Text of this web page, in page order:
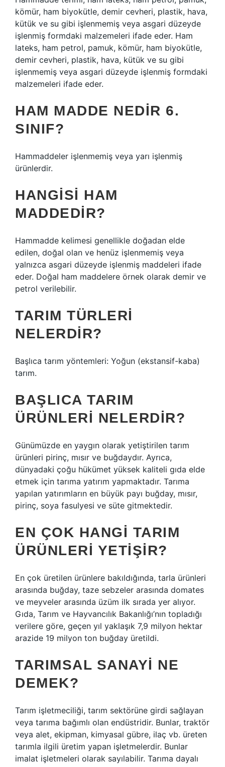
kömür, ham biyokütle, demir cevheri, plastik, hava,
kütük ve su gibi işlenmemiş veya asgari düzeyde
işlenmiş formdaki malzemeleri ifade eder. Ham
lateks, ham petrol, pamuk, kömür, ham biyokütle,
demir cevheri, plastik, hava, kütük ve su gibi
işlenmemiş veya asgari düzeyde işlenmiş formdaki
malzemeleri ifade eder.
HAM MADDE NEDIR 6.
SINIF?
Hammaddeler işlenmemiş veya yarı işlenmiş
ürünlerdir.
HANGISI HAM
MADDEDIR?
Hammadde kelimesi genellikle doğadan elde
edilen, doğal olan ve henüz işlenmemiş veya
yalnızca asgari düzeyde işlenmiş maddeleri ifade
eder. Doğal ham maddelere örnek olarak demir ve
petrol verilebilir.
TARIM TÜRLERI
NELERDIR?
Başlıca tarım yöntemleri: Yoğun (ekstansif-kaba)
tarım.
BAŞLICA TARIM
ÜRÜNLERI NELERDIR?
Günümüzde en yaygın olarak yetiştirilen tarım
ürünleri pirinç, mısır ve buğdaydır. Ayrıca,
dünyadaki çoğu hükümet yüksek kaliteli gıda elde
etmek için tarıma yatırım yapmaktadır. Tarıma
yapılan yatırımların en büyük payı buğday, mısır,
pirinç, soya fasulyesi ve süte gitmektedir.
EN ÇOK HANGI TARIM
ÜRÜNLERI YETIŞIR?
En çok üretilen ürünlere bakıldığında, tarla ürünleri
arasında buğday, taze sebzeler arasında domates
ve meyveler arasında üzüm ilk sırada yer alıyor.
Gıda, Tarım ve Hayvancılık Bakanlığı’nın topladığı
verilere göre, geçen yıl yaklaşık 7,9 milyon hektar
arazide 19 milyon ton buğday üretildi.
TARIMSAL SANAYI NE
DEMEK?
Tarım işletmeciliği, tarım sektörüne girdi sağlayan
veya tarıma bağımlı olan endüstridir. Bunlar, traktör
veya alet, ekipman, kimyasal gübre, ilaç vb. üreten
tarımla ilgili üretim yapan işletmelerdir. Bunlar
imalat işletmeleri olarak sayılabilir. Tarıma dayalı